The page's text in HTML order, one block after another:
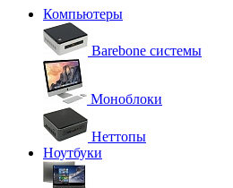
Компьютеры
Barebone системы
Моноблоки
Неттопы
Ноутбуки